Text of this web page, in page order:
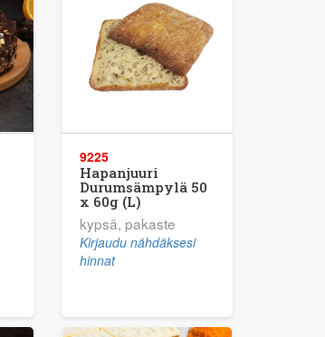
9225
Hapanjuuri
Durumsämpylä 50
x 60g (L)
kypsä, pakaste
Kirjaudu nähdäksesi
hinnat